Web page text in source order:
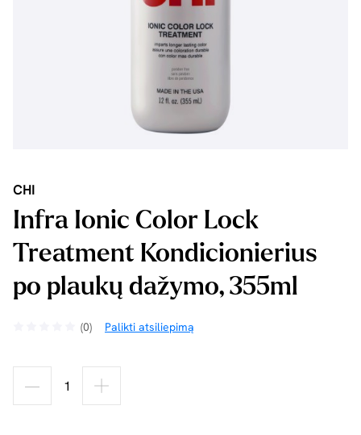
CHI
Infra Ionic Color Lock
Treatment Kondicionierius
po plaukų dažymo, 355ml
(0) Palikti atsiliepimą